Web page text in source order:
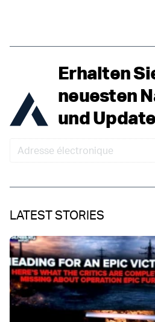
Erhalten
neuesten
und
LATEST STORIES